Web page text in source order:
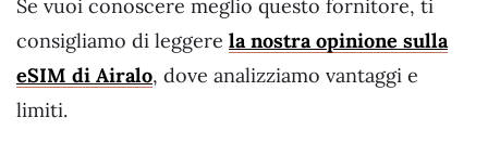
Se vuoi conoscere meglio questo fornitore, ti
consigliamo di leggere la nostra opinione sulla
eSIM di Airalo, dove analizziamo vantaggi e
limiti.